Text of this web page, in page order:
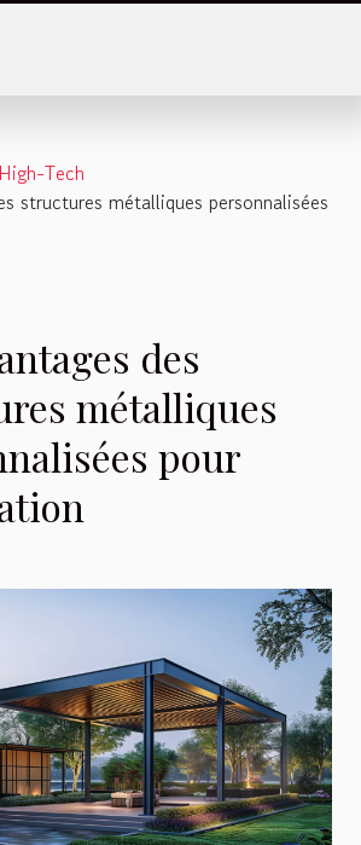
Tech
structures métalliques personnalisées
des
métalliques
pour